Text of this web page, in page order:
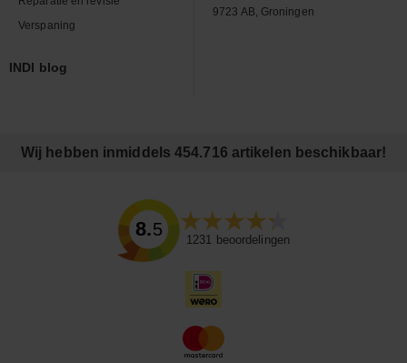
Verspaning
INDI blog
9723 AB, Groningen
Wij hebben inmiddels 454.716 artikelen beschikbaar!
8.5
1231 beoordelingen